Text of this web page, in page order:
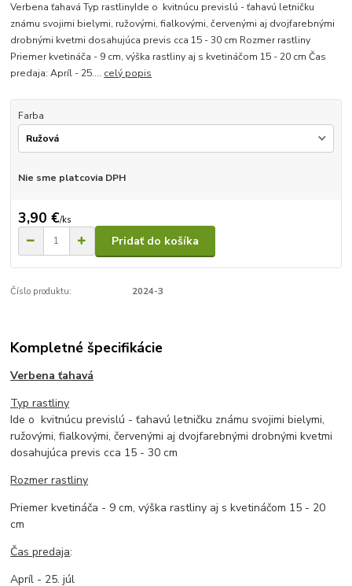
Verbena ťahavá Typ rastlinyIde o kvitnúcu previslú - ťahavú letničku
známu svojimi bielymi, ružovými, fialkovými, červenými aj dvojfarebnými
drobnými kvetmi dosahujúca previs cca 15 - 30 cm Rozmer rastliny
Priemer kvetináča - 9 cm, výška rastliny aj s kvetináčom 15 - 20 cm Čas
predaja: Apríl - 25.... celý popis
Farba
Nie sme platcovia DPH
3,90 €/ks
Pridať do košíka
Číslo produktu: 2024-3
Kompletné špecifikácie
Verbena ťahavá
Typ rastliny
Ide o kvitnúcu previslú - ťahavú letničku známu svojimi bielymi,
ružovými, fialkovými, červenými aj dvojfarebnými drobnými kvetmi
dosahujúca previs cca 15 - 30 cm
Rozmer rastliny
Priemer kvetináča - 9 cm, výška rastliny aj s kvetináčom 15 - 20
cm
Čas predaja:
Apríl - 25. júl